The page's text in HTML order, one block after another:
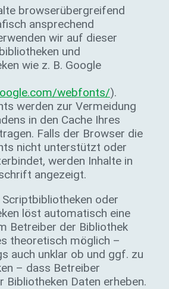
browserübergreifend
ansprechend
wir auf dieser
und
wie z. B. Google
webfonts/).
werden zur Vermeidung
in den Cache Ihres
Falls der Browser die
nicht unterstützt oder
werden Inhalte in
angezeigt.
oder
löst automatisch eine
Betreiber der Bibliothek
theoretisch möglich –
auch unklar ob und ggf. zu
– dass Betreiber
Bibliotheken Daten erheben.